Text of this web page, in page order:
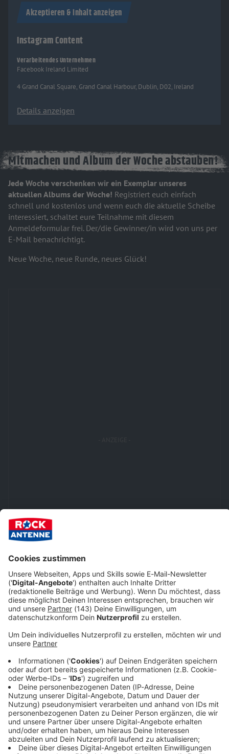
Akzeptieren & Inhalt anzeigen
Instagram Content
Verarbeitendes Unternehmen
Facebook Ireland Limited
4 Grand Canal Square, Grand Canal Harbour, Dublin, D02, Ireland
Details anzeigen
Mitmachen und Album der Woche abstauben!
Jede Woche verschenken wir ein Exemplar unseres
aktuellen Albums der Woche! Registriert euch einfach
schnell und kostenlos und wenn euch die aktuelle Scheibe
interessiert, schaltet eure Teilnahme mit diesem
Anmeldeformular frei. Der/die Gewinner/in wird von uns per
E-Mail benachrichtigt.
Neue Woche, neue Runde, neues Glück!
JETZT MITMACHEN UND DAS AKTUELLE ALBUM DER WOCHE
Registriere dich und hinterlege deine Daten in
deinem Konto, so kannst du noch viel einfacher
bei unseren Aktionen mitmachen!
zum Login / Registrierung
Warum brauchst du dieses Album?(optional)
Hier geht's nur mit
Login weiter!
Anmelden